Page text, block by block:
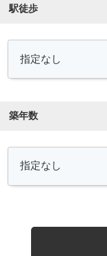
駅徒歩
築年数